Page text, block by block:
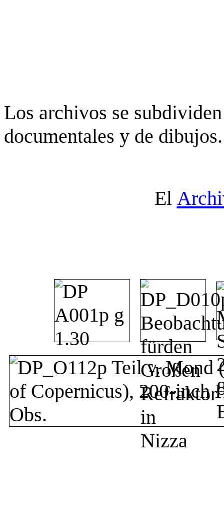
Los archivos se
documentales y de dibujos.
El